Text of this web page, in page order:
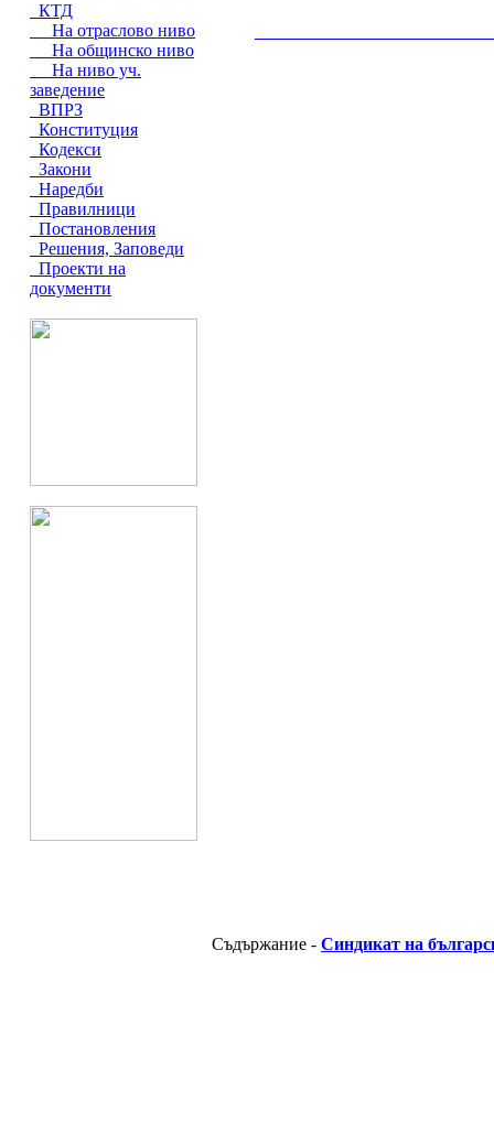
КТД
На отраслово ниво
На общинско ниво
На ниво уч.
заведение
ВПРЗ
Конституция
Кодекси
Закони
Наредби
Правилници
Постановления
Решения, Заповеди
Проекти на
документи
Съдържание - Синдикат на